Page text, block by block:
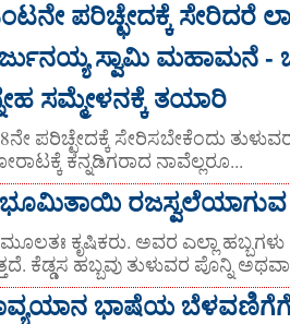
ಪರಿಚ್ಛೇದಕ್ಕೆ ಸೇರಿದರೆ
ಸ್ವಾಮಿ ಮಹಾಮನೆ -
ಸಮ್ಮೇಳನಕ್ಕೆ ತಯಾರಿ
ಪರಿಚ್ಛೇದಕ್ಕೆ ಸೇರಿಸಬೇಕೆಂದು
ಕನ್ನಡಿಗರಾದ ನಾವೆಲ್ಲರೂ...
ಭೂಮಿತಾಯಿ ರಜಸ್ವಲೆಯಾಗುವ
ಮೂಲತಃ ಕೃಷಿಕರು. ಅವರ ಎಲ್ಲಾ
ಕೆಡ್ಡಸ ಹಬ್ಬವು ತುಳುವರ ಪೊನ್ನಿ
ಭಾಷೆಯ ಬೆಳವಣಿಗೆಗೆ